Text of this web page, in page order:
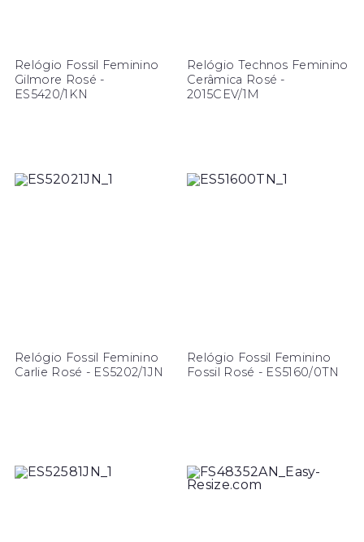
Relógio Fossil Feminino
Gilmore Rosé -
ES5420/1KN
Relógio Technos Feminino
Cerâmica Rosé -
2015CEV/1M
Relógio Fossil Feminino
Carlie Rosé - ES5202/1JN
Relógio Fossil Feminino
Fossil Rosé - ES5160/0TN